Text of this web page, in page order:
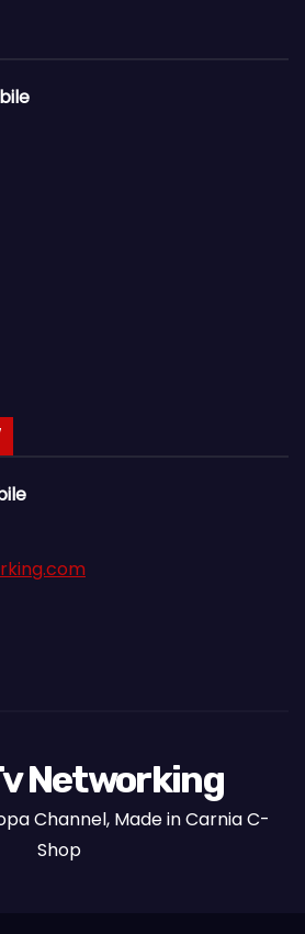
Networking
Channel, Made in Carnia C-
Shop